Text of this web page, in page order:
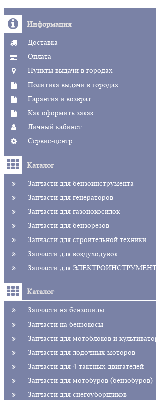
Информация
Доставка
Оплата
Пункты выдачи в городах
Политика выдачи в городах
Гарантия и возврат
Как оформить заказ
Личный кабинет
Сервис-центр
Каталог
Запчасти для бензоинструмента
Запчасти для генераторов
Запчасти для газонокосилок
Запчасти для бензорезов
Запчасти для строительной техники
Запчасти для воздуходувок
Запчасти для
Каталог
Запчасти на бензопилы
Запчасти на бензокосы
Запчасти для мотоблоков и
Запчасти для лодочных моторов
Запчасти для 4 тактных двигателей
Запчасти для мотобуров (бензобуров)
Запчасти для снегоуборщиков